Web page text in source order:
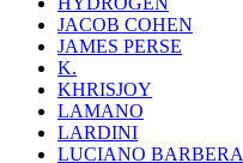
JACOB COHEN
JAMES PERSE
K.
KHRISJOY
LAMANO
LARDINI
LUCIANO BARBERA